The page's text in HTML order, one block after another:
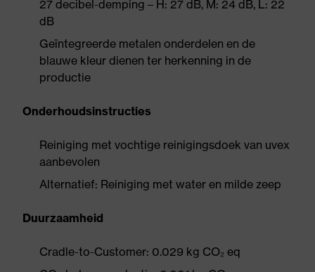
27 decibel-demping – H: 27 dB, M: 24 dB, L: 22
dB
Geïntegreerde metalen onderdelen en de
blauwe kleur dienen ter herkenning in de
productie
Onderhoudsinstructies
Reiniging met vochtige reinigingsdoek van uvex
aanbevolen
Alternatief: Reiniging met water en milde zeep
Duurzaamheid
Cradle-to-Customer: 0.029 kg CO₂ eq